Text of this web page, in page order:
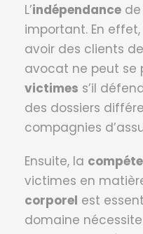
L’indépendance
important. En
avoir des clients
avocat ne peut se
victimes s’il
des dossiers
compagnies
Ensuite, la
victimes en
corporel est
domaine